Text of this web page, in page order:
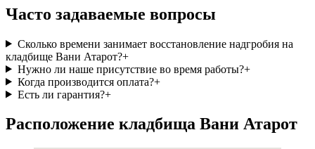
Часто задаваемые вопросы
Сколько времени занимает восстановление надгробия на
кладбище Вани Атарот?+
Нужно ли наше присутствие во время работы?+
Когда производится оплата?+
Есть ли гарантия?+
Расположение кладбища Вани Атарот